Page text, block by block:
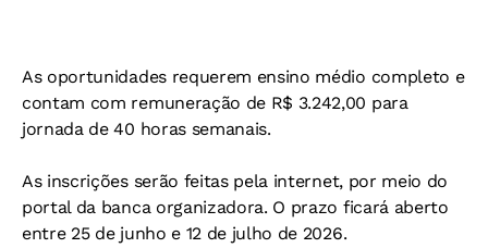
As oportunidades requerem ensino médio completo e
contam com remuneração de R$ 3.242,00 para
jornada de 40 horas semanais.
As inscrições serão feitas pela internet, por meio do
portal da banca organizadora. O prazo ficará aberto
entre 25 de junho e 12 de julho de 2026.